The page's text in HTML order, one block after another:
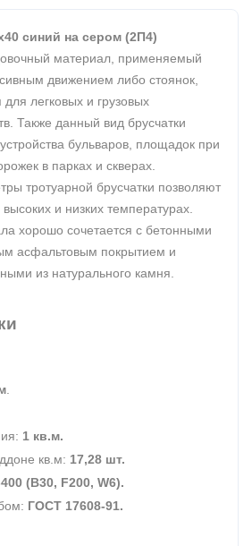
синий на сером (2П4)
материал, применяемый
движением либо стоянок,
легковых и грузовых
Также данный вид брусчатки
бульваров, площадок при
в парках и скверах.
тротуарной брусчатки позволяют
и низких температурах.
хорошо сочетается с бетонными
асфальтовым покрытием и
из натурального камня.
1 кв.м.
кв.м: 17,28 шт.
(В30, F200, W6).
ГОСТ 17608-91.